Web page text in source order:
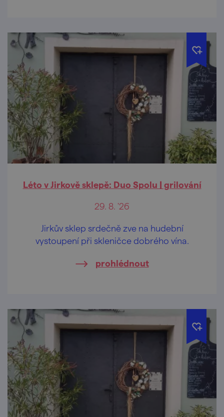
Léto v Jirkově sklepě: Duo Spolu | grilování
29. 8. '26
Jirkův sklep srdečně zve na hudební
vystoupení při skleničce dobrého vína.
prohlédnout